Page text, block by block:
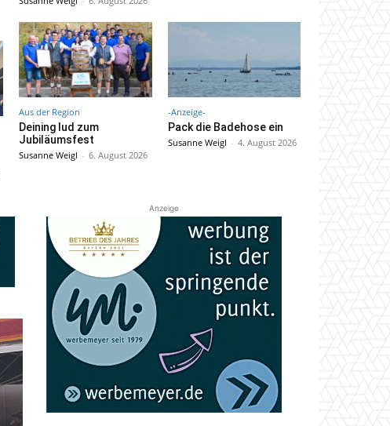
Aus der Region
Deining lud zum
Jubiläumsfest
Susanne Weigl - 6. August 2026
-Anzeige-
Pack die Badehose ein
Susanne Weigl - 4. August 2026
Anzeige